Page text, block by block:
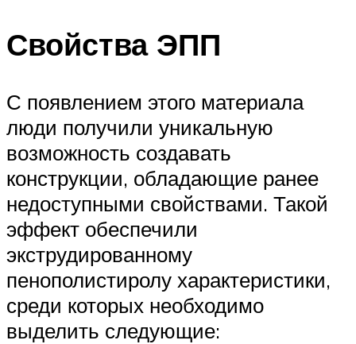
Свойства ЭПП
С появлением этого материала
люди получили уникальную
возможность создавать
конструкции, обладающие ранее
недоступными свойствами. Такой
эффект обеспечили
экструдированному
пенополистиролу характеристики,
среди которых необходимо
выделить следующие: